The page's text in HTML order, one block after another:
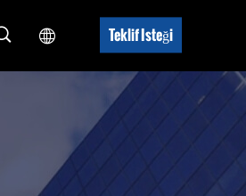
Teklif Isteği